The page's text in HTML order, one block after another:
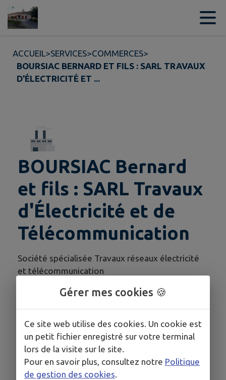
Contenu
ACCUEIL>SERVICES>COMMERCES>
BOURSIAC BERNARD ET FILS : SARL TRAVAUX
D'ÉLECTRICITÉ ET ...
BOURSIAC Bernard
et fils : SARL Travaux
d'Électricité et de
Télécommunication
Société spécialisée Travaux réseaux électricité
et télécommunication
Gérer mes cookies 🍪
Ce site web utilise des cookies. Un cookie est
un petit fichier enregistré sur votre terminal
lors de la visite sur le site.
Pour en savoir plus, consultez notre Politique
de gestion des cookies